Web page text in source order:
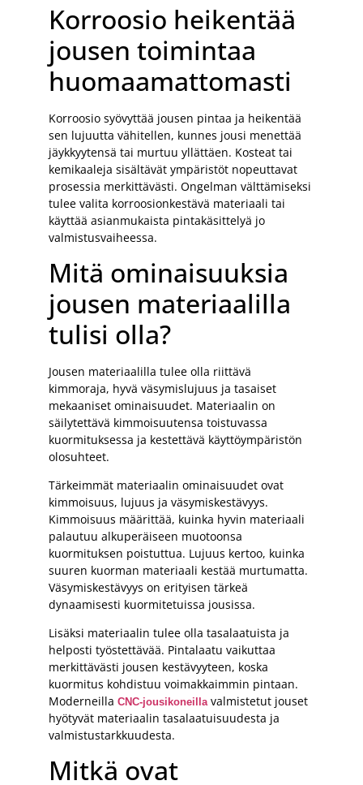
Korroosio heikentää
jousen toimintaa
huomaamattomasti
Korroosio syövyttää jousen pintaa ja heikentää
sen lujuutta vähitellen, kunnes jousi menettää
jäykkyytensä tai murtuu yllättäen. Kosteat tai
kemikaaleja sisältävät ympäristöt nopeuttavat
prosessia merkittävästi. Ongelman välttämiseksi
tulee valita korroosionkestävä materiaali tai
käyttää asianmukaista pintakäsittelyä jo
valmistusvaiheessa.
Mitä ominaisuuksia
jousen materiaalilla
tulisi olla?
Jousen materiaalilla tulee olla riittävä
kimmoraja, hyvä väsymislujuus ja tasaiset
mekaaniset ominaisuudet. Materiaalin on
säilytettävä kimmoisuutensa toistuvassa
kuormituksessa ja kestettävä käyttöympäristön
olosuhteet.
Tärkeimmät materiaalin ominaisuudet ovat
kimmoisuus, lujuus ja väsymiskestävyys.
Kimmoisuus määrittää, kuinka hyvin materiaali
palautuu alkuperäiseen muotoonsa
kuormituksen poistuttua. Lujuus kertoo, kuinka
suuren kuorman materiaali kestää murtumatta.
Väsymiskestävyys on erityisen tärkeä
dynaamisesti kuormitetuissa jousissa.
Lisäksi materiaalin tulee olla tasalaatuista ja
helposti työstettävää. Pintalaatu vaikuttaa
merkittävästi jousen kestävyyteen, koska
kuormitus kohdistuu voimakkaimmin pintaan.
Moderneilla CNC-jousikoneillavalmistetut jouset
hyötyvät materiaalin tasalaatuisuudesta ja
valmistustarkkuudesta.
Mitkä ovat